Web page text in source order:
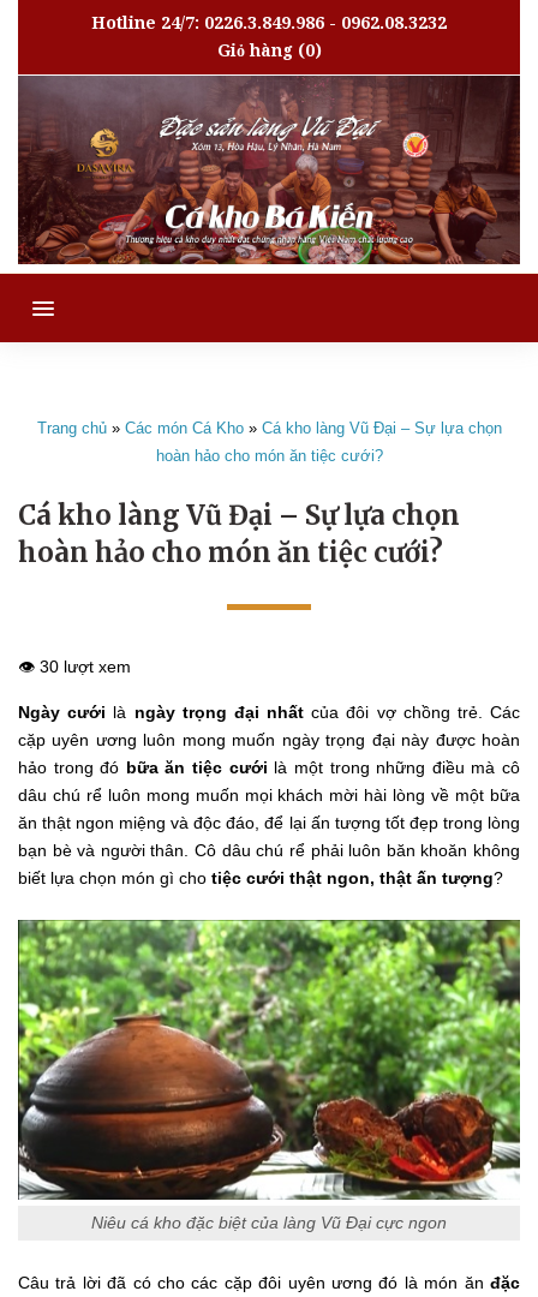
Hotline 24/7: 0226.3.849.986 - 0962.08.3232
Giỏ hàng(0)
MENU
Trang chủ» Các món Cá Kho» Cá kho làng Vũ Đại – Sự lựa chọn
hoàn hảo cho món ăn tiệc cưới?
Cá kho làng Vũ Đại – Sự lựa chọn
hoàn hảo cho món ăn tiệc cưới?
👁️ 30 lượt xem
Ngày cưới là ngày trọng đại nhất của đôi vợ chồng trẻ. Các
cặp uyên ương luôn mong muốn ngày trọng đại này được hoàn
hảo trong đó bữa ăn tiệc cưới là một trong những điều mà cô
dâu chú rể luôn mong muốn mọi khách mời hài lòng về một bữa
ăn thật ngon miệng và độc đáo, để lại ấn tượng tốt đẹp trong lòng
bạn bè và người thân. Cô dâu chú rể phải luôn băn khoăn không
biết lựa chọn món gì cho tiệc cưới thật ngon, thật ấn tượng?
Niêu cá kho đặc biệt của làng Vũ Đại cực ngon
Câu trả lời đã có cho các cặp đôi uyên ương đó là món ăn đặc